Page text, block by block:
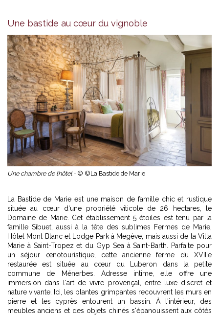
Une bastide au cœur du vignoble
Une chambre de l’hôtel - © ©La Bastide de Marie
La Bastide de Marie est une maison de famille chic et rustique
située au cœur d'une propriété viticole de 26 hectares, le
Domaine de Marie. Cet établissement 5 étoiles est tenu par la
famille Sibuet, aussi à la tête des sublimes Fermes de Marie,
Hôtel Mont Blanc et Lodge Park à Megève, mais aussi de la Villa
Marie à Saint-Tropez et du Gyp Sea à Saint-Barth. Parfaite pour
un séjour œnotouristique, cette ancienne ferme du XVIIIe
restaurée est située au cœur du Luberon dans la petite
commune de Ménerbes. Adresse intime, elle offre une
immersion dans l'art de vivre provençal, entre luxe discret et
nature vivante. Ici, les plantes grimpantes recouvrent les murs en
pierre et les cyprès entourent un bassin. À l'intérieur, des
meubles anciens et des objets chinés s'épanouissent aux côtés